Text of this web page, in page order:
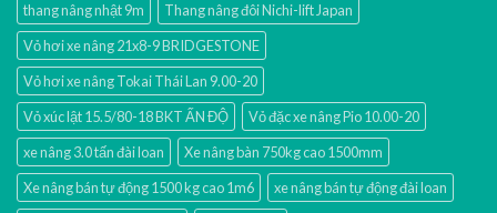
thang nâng nhật 9m
Thang nâng đôi Nichi-lift Japan
Vỏ hơi xe nâng 21x8-9 BRIDGESTONE
Vỏ hơi xe nâng Tokai Thái Lan 9.00-20
Vỏ xúc lật 15.5/80-18 BKT ẤN ĐỘ
Vỏ đặc xe nâng Pio 10.00-20
xe nâng 3.0 tấn đài loan
Xe nâng bàn 750kg cao 1500mm
Xe nâng bán tự động 1500 kg cao 1m6
xe nâng bán tự động đài loan